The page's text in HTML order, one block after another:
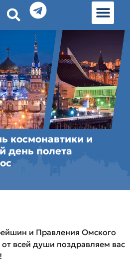
космонавтики и
полета
и Правления Омского
всей души поздравляем вас